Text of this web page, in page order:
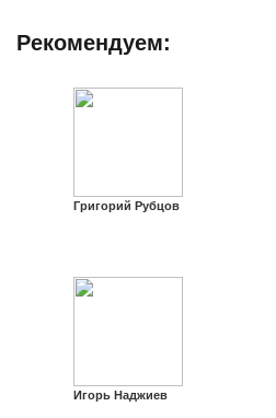
Рекомендуем:
Григорий Рубцов
Игорь Наджиев